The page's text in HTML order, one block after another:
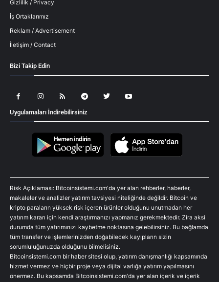
Gizlilik / Privacy
İş Ortaklarımız
Reklam / Advertisement
İletişim / Contact
Bizi Takip Edin
Uygulamaları İndirebilirsiniz
Risk Açıklaması: Bitcoinsistemi.com'da yer alan rehberler, haberler,
makaleler ve analizler yatırım tavsiyesi niteliğinde değildir. Bitcoin ve
kripto paraların yüksek risk içeren ürünler olduğunu unutmadan her
yatırım kararı için kendi araştırmanızı yapmanız gerekmektedir. Zira aksi
durumda tüm yatırımınızı kaybetme noktasına gelebilirsiniz. Bu bağlamda
tüm transfer ve işlemlerinizden doğabilecek kayıpların sizin
sorumluluğunuzda olduğunu bilmelisiniz.
Bitcoinsistemi.com bir haber sitesi olup, yatırım danışmanlığı kapsamında
hizmet vermez ve hiçbir proje veya dijital varlığa yatırım yapılmasını
önermez. Bu kapsamda Bitcoinsistemi.com'da yer alan içerik ve içerik